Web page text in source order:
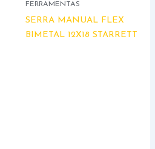
FERRAMENTAS
SERRA MANUAL FLEX
BIMETAL 12X18 STARRETT